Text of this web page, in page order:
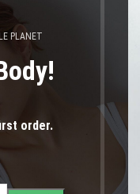
PLANET
order.